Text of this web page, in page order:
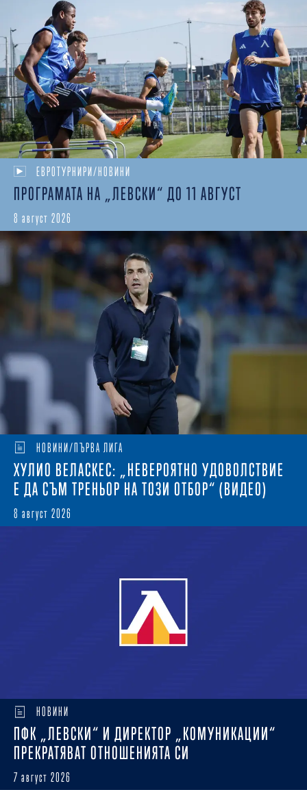
ЕВРОТУРНИРИ/НОВИНИ
ПРОГРАМАТА НА „ЛЕВСКИ“ ДО 11 АВГУСТ
8 август 2026
НОВИНИ/ПЪРВА ЛИГА
ХУЛИО ВЕЛАСКЕС: „НЕВЕРОЯТНО УДОВОЛСТВИЕ
Е ДА СЪМ ТРЕНЬОР НА ТОЗИ ОТБОР“ (ВИДЕО)
8 август 2026
НОВИНИ
ПФК „ЛЕВСКИ“ И ДИРЕКТОР „КОМУНИКАЦИИ“
ПРЕКРАТЯВАТ ОТНОШЕНИЯТА СИ
7 август 2026